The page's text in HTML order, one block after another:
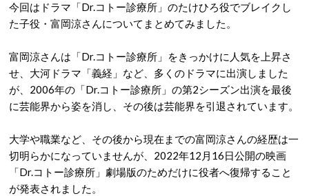
今回はドラマ「Dr.コトー診療所」のたけひろ役でブレイクし
た子役・富岡涼さんについてまとめてみました。
富岡涼さんは「Dr.コトー診療所」をきっかけに人気を上昇さ
せ、大河ドラマ「義経」など、多くのドラマに出演しました
が、2006年の「Dr.コトー診療所」の第2シーズン出演を最後
に芸能界から姿を消し、その後は芸能界を引退されています。
大学や職業など、その後から現在までの富岡涼さんの経歴は一
切明らかになっていませんが、2022年12月16日公開の映画
「Dr.コトー診療所」劇場版のためだけに役者へ復帰すること
が発表されました。